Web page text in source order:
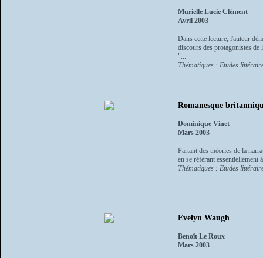
Murielle Lucie Clément
Avril 2003
Dans cette lecture, l'auteur
discours des protagonistes
"...
Thématiques : Etudes
Romanesque
Dominique Vinet
Mars 2003
Partant des théories de la
en se référant
Thématiques : Etudes
Evelyn Waugh
Benoît Le Roux
Mars 2003